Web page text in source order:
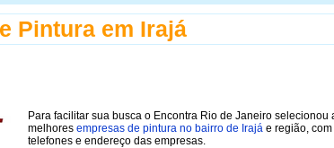
Pintura em Irajá
Para facilitar sua busca o Encontra Rio de Janeiro selecionou
melhores empresas de pintura no bairro de Irajá e região, com
telefones e endereço das empresas.